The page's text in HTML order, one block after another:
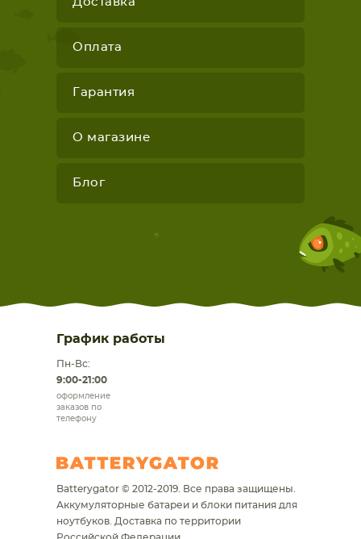
Оплата
Гарантия
О магазине
Блог
График работы
Пн-Вс:
9:00-21:00
оформление
заказов по
телефону
Batterygator © 2012-2019. Все права защищены.
Аккумуляторные батареи и блоки питания для
ноутбуков. Доставка по территории